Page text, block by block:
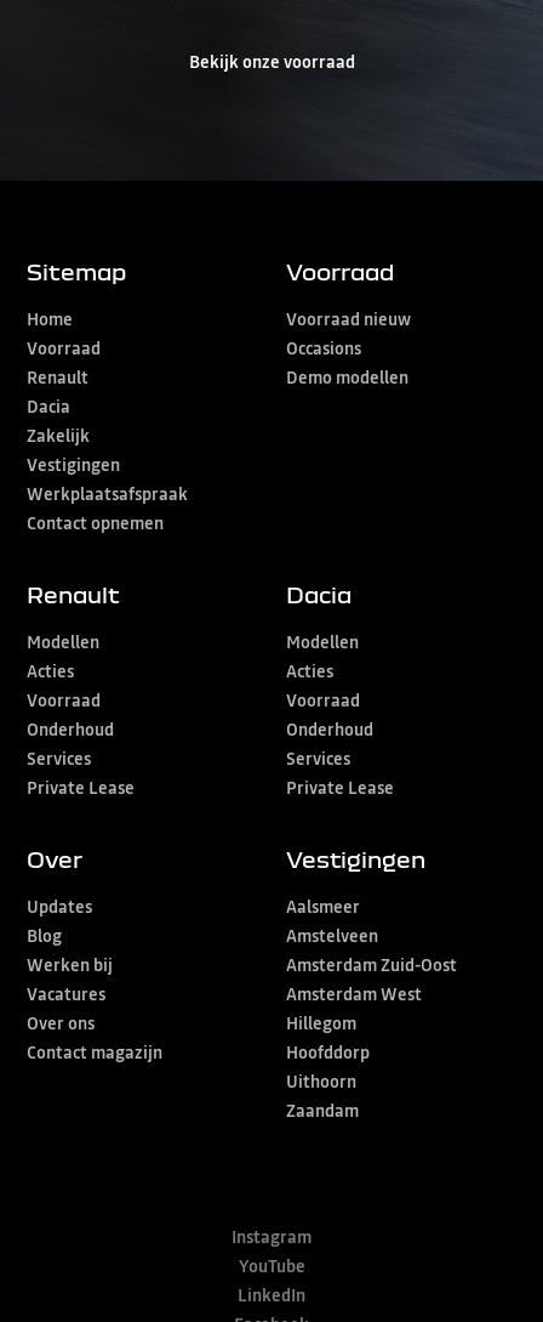
Bekijk onze voorraad
Sitemap
Home
Voorraad
Renault
Dacia
Zakelijk
Vestigingen
Werkplaatsafspraak
Contact opnemen
Voorraad
Voorraad nieuw
Occasions
Demo modellen
Renault
Modellen
Acties
Voorraad
Onderhoud
Services
Private Lease
Dacia
Modellen
Acties
Voorraad
Onderhoud
Services
Private Lease
Over
Updates
Blog
Werken bij
Vacatures
Over ons
Contact magazijn
Vestigingen
Aalsmeer
Amstelveen
Amsterdam Zuid-Oost
Amsterdam West
Hillegom
Hoofddorp
Uithoorn
Zaandam
Instagram
YouTube
LinkedIn